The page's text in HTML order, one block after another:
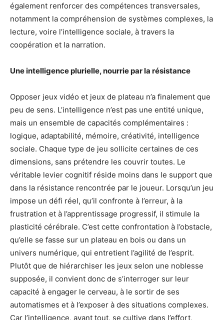
également renforcer des compétences transversales,
notamment la compréhension de systèmes complexes, la
lecture, voire l’intelligence sociale, à travers la
coopération et la narration.
Une intelligence plurielle, nourrie par la résistance
Opposer jeux vidéo et jeux de plateau n’a finalement que
peu de sens. L’intelligence n’est pas une entité unique,
mais un ensemble de capacités complémentaires :
logique, adaptabilité, mémoire, créativité, intelligence
sociale. Chaque type de jeu sollicite certaines de ces
dimensions, sans prétendre les couvrir toutes. Le
véritable levier cognitif réside moins dans le support que
dans la résistance rencontrée par le joueur. Lorsqu’un jeu
impose un défi réel, qu’il confronte à l’erreur, à la
frustration et à l’apprentissage progressif, il stimule la
plasticité cérébrale. C’est cette confrontation à l’obstacle,
qu’elle se fasse sur un plateau en bois ou dans un
univers numérique, qui entretient l’agilité de l’esprit.
Plutôt que de hiérarchiser les jeux selon une noblesse
supposée, il convient donc de s’interroger sur leur
capacité à engager le cerveau, à le sortir de ses
automatismes et à l’exposer à des situations complexes.
Car l’intelligence, avant tout, se cultive dans l’effort,